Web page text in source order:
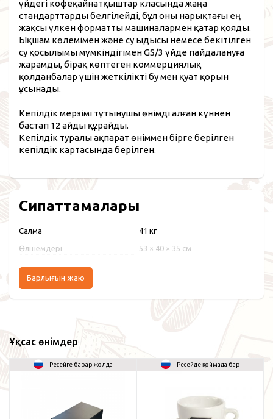
үйдегі кофеқайнатқыштар класында жаңа
стандарттарды белгілейді, бұл оны нарықтағы ең
жақсы үлкен форматты машиналармен қатар қояды.
Ықшам көлемімен және су ыдысы немесе бекітілген
су қосылымы мүмкіндігімен GS/3 үйде пайдалануға
жарамды, бірақ көптеген коммерциялық
қолданбалар үшін жеткілікті бу мен қуат қорын
ұсынады.
Кепілдік мерзімі тұтынушы өнімді алған күннен
бастап 12 айды құрайды.
Кепілдік туралы ақпарат өніммен бірге берілген
кепілдік картасында берілген.
Сипаттамалары
Салмақ 41 кг
Өлшемдері 53 × 40 × 35 см
Барлығын жаю
Ұқсас өнімдер
Ресейге барар жолда Ресейде қоймада бар